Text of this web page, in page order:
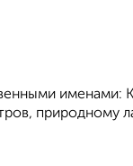
именами:
природному